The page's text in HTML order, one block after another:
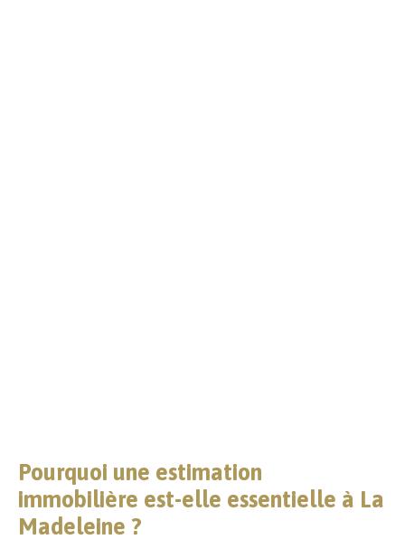
Pourquoi une estimation
immobilière est-elle essentielle à La
Madeleine ?